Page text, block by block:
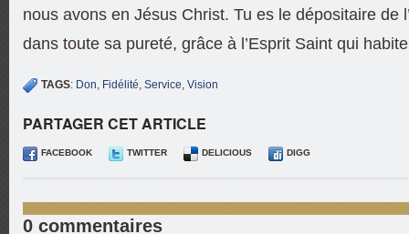
nous avons en Jésus Christ. Tu es le dépositaire de
dans toute sa pureté, grâce à l’Esprit Saint qui
TAGS: Don, Fidélité, Service, Vision
PARTAGER CET ARTICLE
FACEBOOK TWITTER DELICIOUS DIGG
0 commentaires